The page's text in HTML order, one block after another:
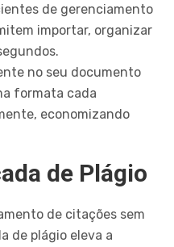
de gerenciamento
importar, organizar
no seu documento
formata cada
economizando
de Plágio
de citações sem
de plágio eleva a